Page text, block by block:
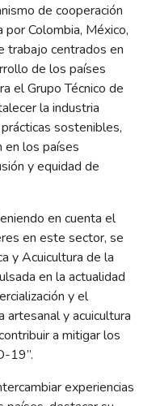
de cooperación
por Colombia, México,
trabajo centrados en
de los países
el Grupo Técnico de
la industria
sostenibles,
en los países
y equidad de
en cuenta el
en este sector, se
y Acuicultura de la
en la actualidad
y el
artesanal y acuicultura
a mitigar los
19”.
experiencias